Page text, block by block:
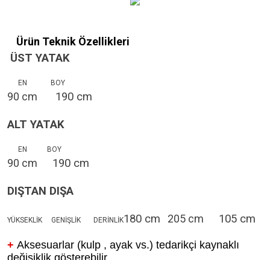
Ürün Teknik Özellikleri
ÜST YATAK
EN BOY
90 cm 190 cm
ALT YATAK
EN BOY
90 cm 190 cm
DIŞTAN DIŞA
YÜKSEKLİK GENİŞLİK DERİNLİK180 cm 205 cm 105 cm
+ Aksesuarlar (kulp , ayak vs.) tedarikçi kaynaklı